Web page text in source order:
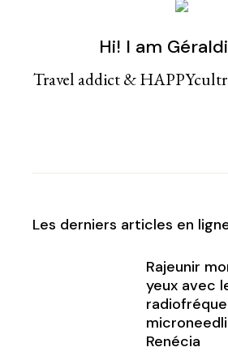
Hi! I am
Travel addict &
Les derniers articles en
Rajeunir
yeux avec
Renécia